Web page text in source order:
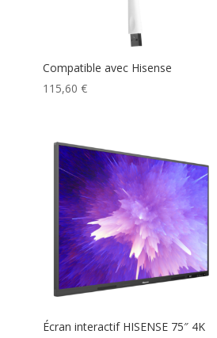
Compatible avec Hisense
115,60 €
Écran interactif HISENSE 75″ 4K